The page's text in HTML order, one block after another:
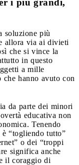
i più grandi,
soluzione più
allora via ai divieti
che si vince la
in questo
a mille
hanno avuto con
da parte dei minori
educativa non
Tenendo
“togliendo tutto”
o dei “troppi
significa anche
il coraggio di